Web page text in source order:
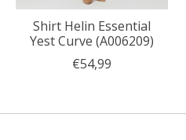
Shirt Helin Essential
Yest Curve (A006209)
€54,99